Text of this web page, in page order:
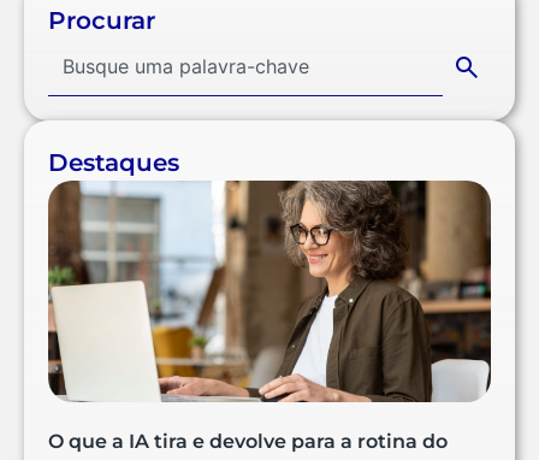
Procurar
Destaques
O que a IA tira e devolve para a rotina do